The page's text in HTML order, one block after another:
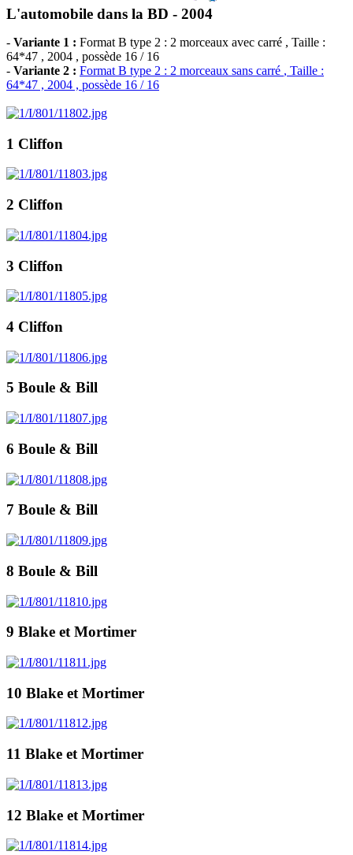
L'automobile dans la BD - 2004
- Variante 1 : Format B type 2 : 2 morceaux avec carré , Taille :
64*47 , 2004 , possède 16 / 16
- Variante 2 : Format B type 2 : 2 morceaux sans carré , Taille :
64*47 , 2004 , possède 16 / 16
1 Cliffon
2 Cliffon
3 Cliffon
4 Cliffon
5 Boule & Bill
6 Boule & Bill
7 Boule & Bill
8 Boule & Bill
9 Blake et Mortimer
10 Blake et Mortimer
11 Blake et Mortimer
12 Blake et Mortimer